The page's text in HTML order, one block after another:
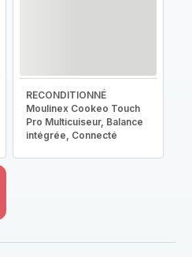
RECONDITIONNÉ
Moulinex Cookeo Touch
Pro Multicuiseur, Balance
intégrée, Connecté